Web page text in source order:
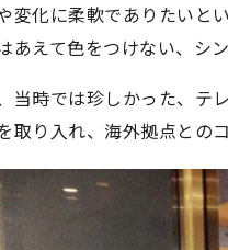
変化に柔軟でありたいと
あえて色をつけない、シ
当時では珍しかった、テ
取り入れ、海外拠点との